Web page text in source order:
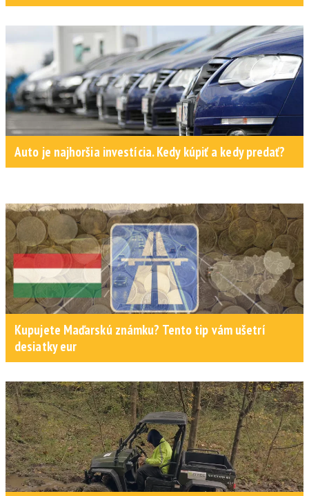
Auto je najhoršia investícia. Kedy kúpiť a kedy predať?
Kupujete Maďarskú známku? Tento tip vám ušetrí
desiatky eur